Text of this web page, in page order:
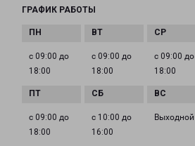
ГРАФИК РАБОТЫ
с 09:00 до
18:00
с 09:00 до
18:00
с 09:00 до
18:00
с 09:00 до
18:00
с 10:00 до
16:00
Выходной